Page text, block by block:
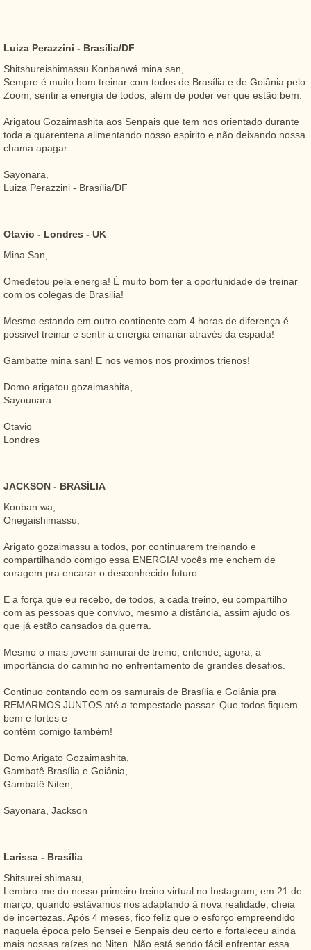
Luiza Perazzini - Brasília/DF
Shitshureishimassu Konbanwá mina san,
Sempre é muito bom treinar com todos de Brasília e de Goiânia pelo
Zoom, sentir a energia de todos, além de poder ver que estão bem.
Arigatou Gozaimashita aos Senpais que tem nos orientado durante
toda a quarentena alimentando nosso espirito e não deixando nossa
chama apagar.
Sayonara,
Luiza Perazzini - Brasília/DF
Otavio - Londres - UK
Mina San,
Omedetou pela energia! É muito bom ter a oportunidade de treinar
com os colegas de Brasilia!
Mesmo estando em outro continente com 4 horas de diferença é
possivel treinar e sentir a energia emanar através da espada!
Gambatte mina san! E nos vemos nos proximos trienos!
Domo arigatou gozaimashita,
Sayounara
Otavio
Londres
JACKSON - BRASÍLIA
Konban wa,
Onegaishimassu,
Arigato gozaimassu a todos, por continuarem treinando e
compartilhando comigo essa ENERGIA! vocês me enchem de
coragem pra encarar o desconhecido futuro.
E a força que eu recebo, de todos, a cada treino, eu compartilho
com as pessoas que convivo, mesmo a distância, assim ajudo os
que já estão cansados da guerra.
Mesmo o mais jovem samurai de treino, entende, agora, a
importância do caminho no enfrentamento de grandes desafios.
Continuo contando com os samurais de Brasília e Goiânia pra
REMARMOS JUNTOS até a tempestade passar. Que todos fiquem
bem e fortes e
contém comigo também!
Domo Arigato Gozaimashita,
Gambatê Brasília e Goiânia,
Gambatê Niten,
Sayonara, Jackson
Larissa - Brasília
Shitsurei shimasu,
Lembro-me do nosso primeiro treino virtual no Instagram, em 21 de
março, quando estávamos nos adaptando à nova realidade, cheia
de incertezas. Após 4 meses, fico feliz que o esforço empreendido
naquela época pelo Sensei e Senpais deu certo e fortaleceu ainda
mais nossas raízes no Niten. Não está sendo fácil enfrentar essa